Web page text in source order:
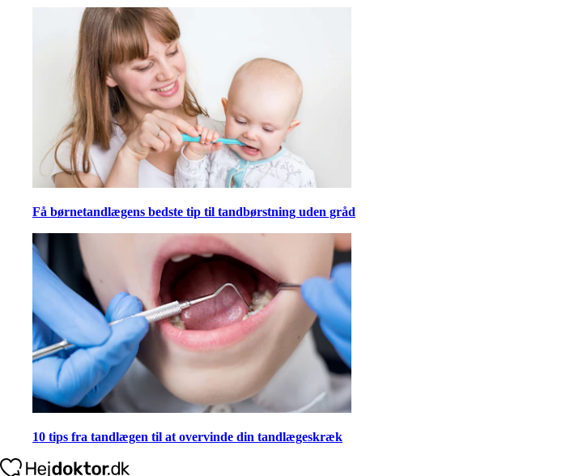
Få børnetandlægens bedste tip til tandbørstning uden gråd
10 tips fra tandlægen til at overvinde din tandlægeskræk